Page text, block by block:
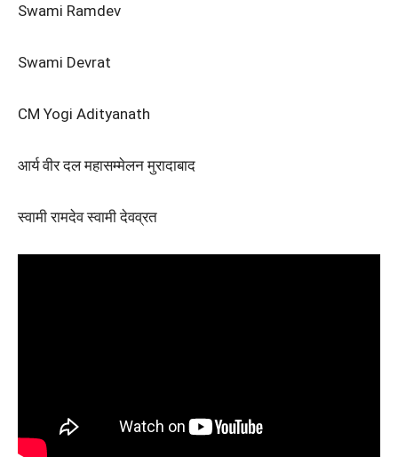
Swami Ramdev
Swami Devrat
CM Yogi Adityanath
आर्य वीर दल महासम्मेलन मुरादाबाद
स्वामी रामदेव स्वामी देवव्रत